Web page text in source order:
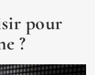
pour
?